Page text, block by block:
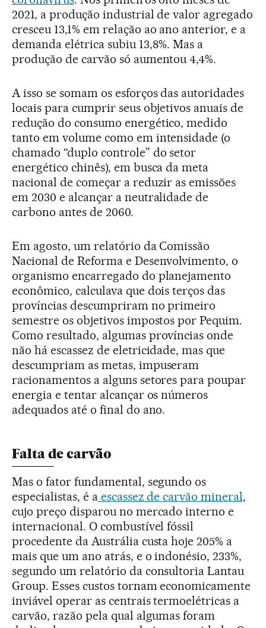
2021, a produção industrial de valor agregado
cresceu 13,1% em relação ao ano anterior, e a
demanda elétrica subiu 13,8%. Mas a
produção de carvão só aumentou 4,4%.
A isso se somam os esforços das autoridades
locais para cumprir seus objetivos anuais de
redução do consumo energético, medido
tanto em volume como em intensidade (o
chamado “duplo controle” do setor
energético chinês), em busca da meta
nacional de começar a reduzir as emissões
em 2030 e alcançar a neutralidade de
carbono antes de 2060.
Em agosto, um relatório da Comissão
Nacional de Reforma e Desenvolvimento, o
organismo encarregado do planejamento
econômico, calculava que dois terços das
províncias descumpriram no primeiro
semestre os objetivos impostos por Pequim.
Como resultado, algumas províncias onde
não há escassez de eletricidade, mas que
descumpriam as metas, impuseram
racionamentos a alguns setores para poupar
energia e tentar alcançar os números
adequados até o final do ano.
Falta de carvão
Mas o fator fundamental, segundo os
especialistas, é aescassez de carvão mineral,
cujo preço disparou no mercado interno e
internacional. O combustível fóssil
procedente da Austrália custa hoje 205% a
mais que um ano atrás, e o indonésio, 233%,
segundo um relatório da consultoria Lantau
Group. Esses custos tornam economicamente
inviável operar as centrais termoelétricas a
carvão, razão pela qual algumas foram